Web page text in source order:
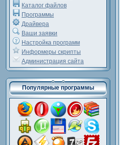
Каталог файлов
Программы
Драйвера
Ваши заявки
Настройка программ
Информеры скрипты
Администрация сайта
Популярные программы